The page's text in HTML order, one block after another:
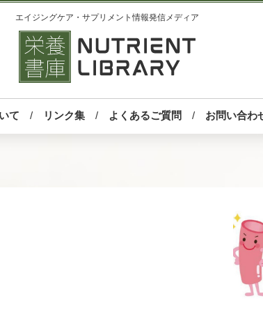
エイジングケア・サプリメント情報発信メディア
て リンク集 よくあるご質問 お問い合わ